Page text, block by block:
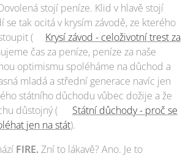
stojí peníze. Klid v hlavě stojí
se tak ocitá v krysím závodě, ze kterého
(👉 Krysí závod - celoživotní trest za
čas za peníze, peníze za naše
optimismu spoléháme na důchod a
mladá a střední generace navíc jen
státního důchodu vůbec dožije a že
důstojný (👉 Státní důchody - proč se
jen na stát).
FIRE.Zní to lákavě? Ano. Je to